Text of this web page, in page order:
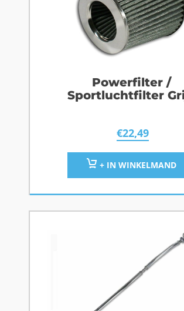
Powerfilter /
Sportluchtfilter
€22,49
+ IN WINKELMAND